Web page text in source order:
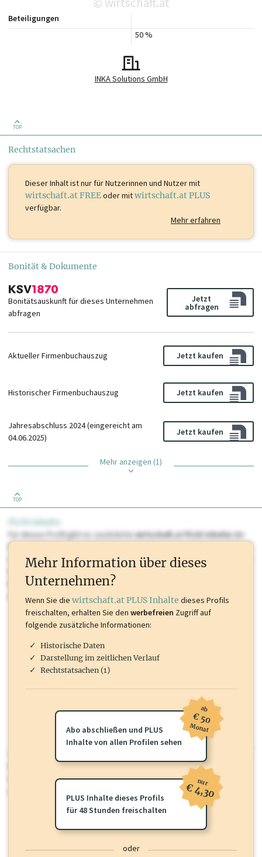
INKA Solutions GmbH
50 %
Beteiligungen
TOP
Rechtstatsachen
Dieser Inhalt istnur für Nutzerinnen und Nutzer mit
wirtschaft.at FREEoder mitwirtschaft.at PLUS
verfügbar.
Mehr erfahren
Bonität & Dokumente
Bonitätsauskunft für dieses Unternehmen
abfragen
Jetzt
abfragen
Aktueller Firmenbuchauszug Jetzt kaufen
Historischer Firmenbuchauszug Jetzt kaufen
Jahresabschluss 2024 (eingereicht am
04.06.2025)
Jetzt kaufen
Mehr anzeigen (1)
TOP
Für dieses Profil gibt es zusätzlichewirtschaft.at PLUS Inhaltedie
Sie momentan nicht einsehen können. Schalten Sie dieses Profil frei
oder loggen Sie sich ein um diese Inhalte zu sehen. wirtschaft.at PLUS
Marken, Patente, Rechtstatsachen, OTS-Aussendungen, und viele
mehr.
Für dieses Profil gibt es zusätzlichewirtschaft.at PLUS Inhalte
Sie momentan nicht einsehen können. Schalten Sie dieses Profil frei
oder loggen Sie sich ein um diese Inhalte zu sehen.
Mehr Information über dieses
Unternehmen?
Wenn Sie die wirtschaft.at PLUS Inhalte dieses Profils
freischalten, erhalten Sie den werbefreien Zugriff auf
folgende zusätzliche Informationen:
Historische Daten
Darstellung im zeitlichen Verlauf
Rechtstatsachen (1)
Abo abschließen und PLUS
Inhalte von allen Profilen sehen
ab
€ 50
Monat
PLUS Inhalte dieses Profils
für 48 Stunden freischalten
nur
€ 4,30
oder